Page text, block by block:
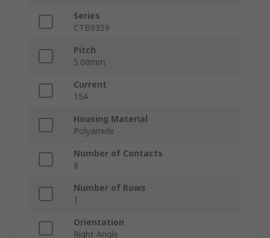
Series
CTB9359
Pitch
5.08mm
Current
15A
Housing Material
Polyamide
Number of Contacts
8
Number of Rows
1
Orientation
Right Angle